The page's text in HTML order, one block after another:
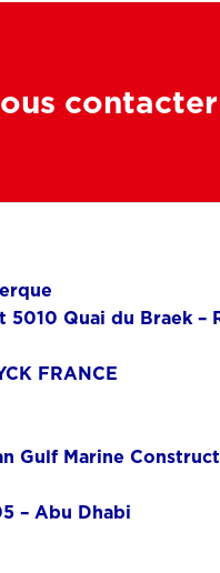
5010 Quai du Braek –
FRANCE
Gulf Marine
– Abu Dhabi